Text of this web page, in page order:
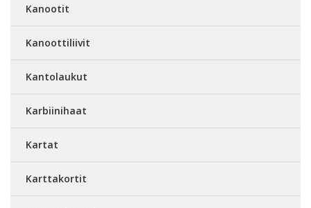
Kanootit
Kanoottiliivit
Kantolaukut
Karbiinihaat
Kartat
Karttakortit